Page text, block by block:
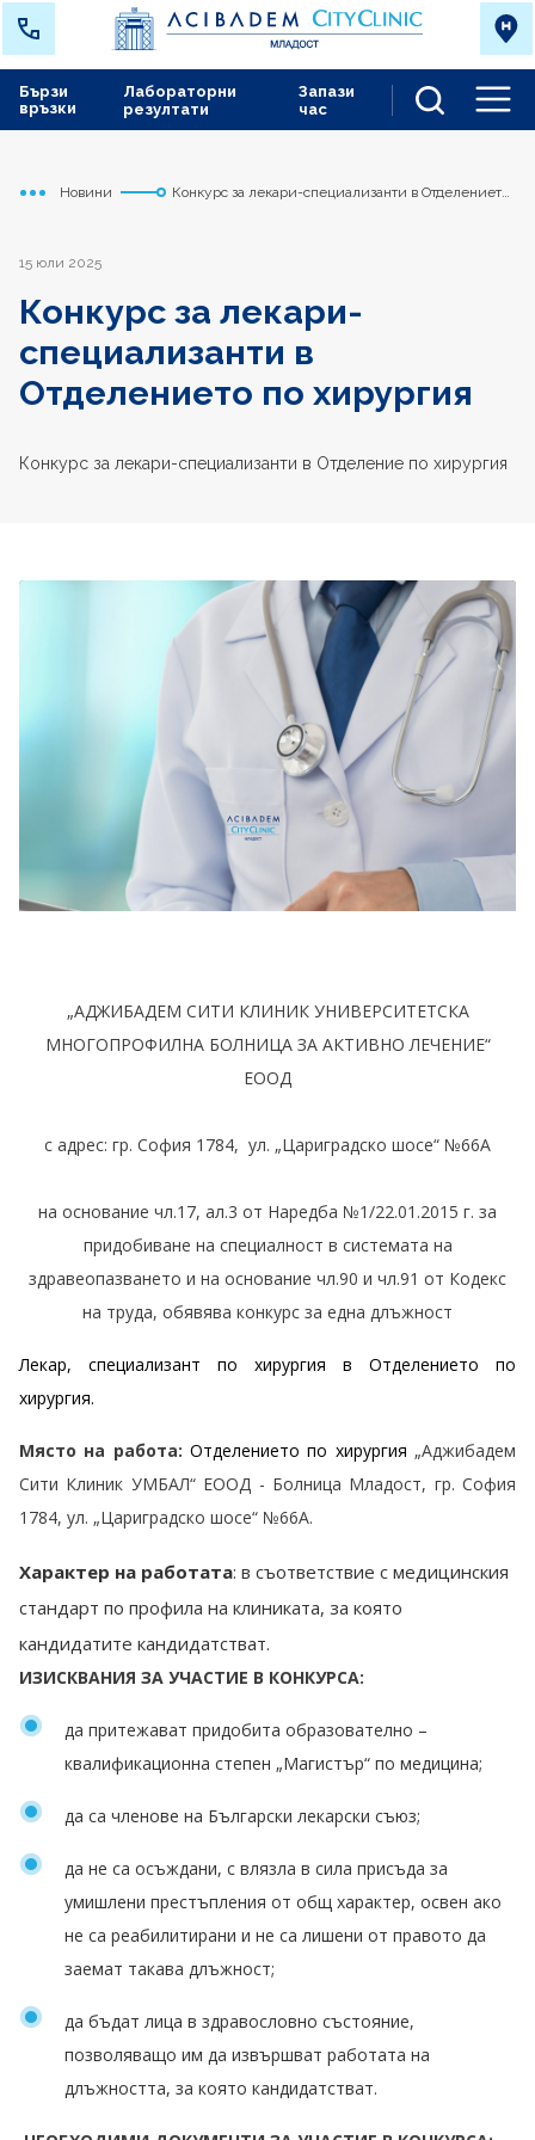
Лабораторни
резултати
Запази
час
Бързи
връзки
Начало
Младост
Новини
Конкурс за лекари-специализанти в Отделението
15 юли 2025
Конкурс за лекари-
специализанти в
Отделението по хирургия
Конкурс за лекари-специализанти в Отделение по хирургия
„АДЖИБАДЕМ СИТИ КЛИНИК УНИВЕРСИТЕТСКА
МНОГОПРОФИЛНА БОЛНИЦА ЗА АКТИВНО ЛЕЧЕНИЕ“
ЕООД
с адрес: гр. София 1784, ул. „Цариградско шосе“ №66А
на основание чл.17, ал.3 от Наредба №1/22.01.2015 г. за
придобиване на специалност в системата на
здравеопазването и на основание чл.90 и чл.91 от Кодекс
на труда, обявява конкурс за една длъжност
Лекар, специализант по хирургия в Отделението по
хирургия.
Място на работа: Отделението по хирургия „Аджибадем
Сити Клиник УМБАЛ“ ЕООД - Болница Младост, гр. София
1784, ул. „Цариградско шосе“ №66А.
Характер на работата: в съответствие с медицинския
стандарт по профила на клиниката, за която
кандидатите кандидатстват.
ИЗИСКВАНИЯ ЗА УЧАСТИЕ В КОНКУРСА:
да притежават придобита образователно –
квалификационна степен „Магистър“ по медицина;
да са членове на Български лекарски съюз;
да не са осъждани, с влязла в сила присъда за
умишлени престъпления от общ характер, освен ако
не са реабилитирани и не са лишени от правото да
заемат такава длъжност;
да бъдат лица в здравословно състояние,
позволяващо им да извършват работата на
длъжността, за която кандидатстват.